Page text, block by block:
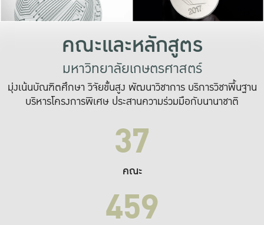
ระบบสารสนเทศ
คณะและหลักสูตร
มหาวิทยาลัยเกษตรศาสตร์
มุ่งเน้นบัณฑิตศึกษา วิจัยขั้นสูง พัฒนาวิชาการ บริการวิชาพื้นฐาน
บริหารโครงการพิเศษ ประสานความร่วมมือกับนานาชาติ
37
คณะ
459